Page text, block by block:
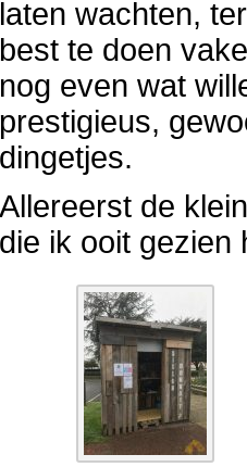
laten wachten,
best te doen
nog even wat
prestigieus,
dingetjes.
Allereerst de
die ik ooit gezien